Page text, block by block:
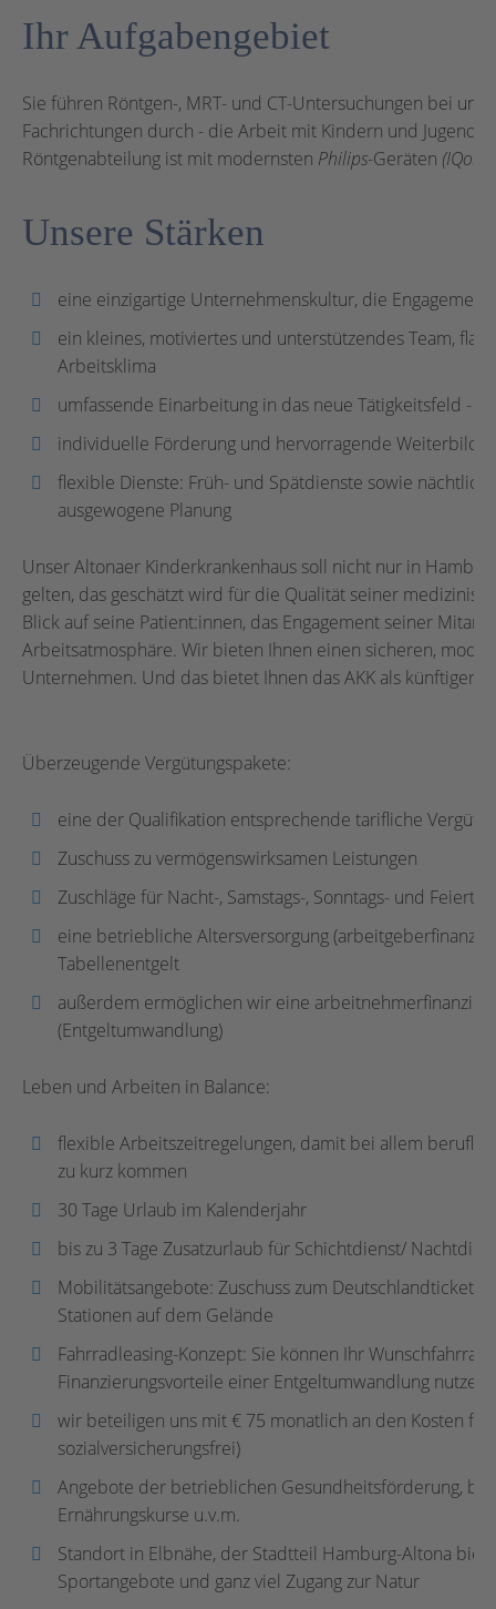
Ihr Aufgabengebiet
Sie führen Röntgen-, MRT- und CT-Untersuchungen bei
Fachrichtungen durch - die Arbeit mit Kindern und
Röntgenabteilung ist mit modernsten Philips-Geräten (IQon
Unsere Stärken
eine einzigartige Unternehmenskultur, die
ein kleines, motiviertes und unterstützendes Team,
Arbeitsklima
umfassende Einarbeitung in das neue Tätigkeitsfeld -
individuelle Förderung und hervorragende
flexible Dienste: Früh- und Spätdienste sowie
ausgewogene Planung
Unser Altonaer Kinderkrankenhaus soll nicht nur in
gelten, das geschätzt wird für die Qualität seiner
Blick auf seine Patient:innen, das Engagement seiner
Arbeitsatmosphäre. Wir bieten Ihnen einen sicheren,
Unternehmen. Und das bietet Ihnen das AKK als künftiger
Überzeugende Vergütungspakete:
eine der Qualifikation entsprechende tarifliche
Zuschuss zu vermögenswirksamen Leistungen
Zuschläge für Nacht-, Samstags-, Sonntags- und
eine betriebliche Altersversorgung
Tabellenentgelt
außerdem ermöglichen wir eine
(Entgeltumwandlung)
Leben und Arbeiten in Balance:
flexible Arbeitszeitregelungen, damit bei allem
zu kurz kommen
30 Tage Urlaub im Kalenderjahr
bis zu 3 Tage Zusatzurlaub für Schichtdienst/
Mobilitätsangebote: Zuschuss zum Deutschlandticket
Stationen auf dem Gelände
Fahrradleasing-Konzept: Sie können Ihr
Finanzierungsvorteile einer Entgeltumwandlung nutzen
wir beteiligen uns mit € 75 monatlich an den Kosten
sozialversicherungsfrei)
Angebote der betrieblichen Gesundheitsförderung,
Ernährungskurse u.v.m.
Standort in Elbnähe, der Stadtteil Hamburg-Altona
Sportangebote und ganz viel Zugang zur Natur